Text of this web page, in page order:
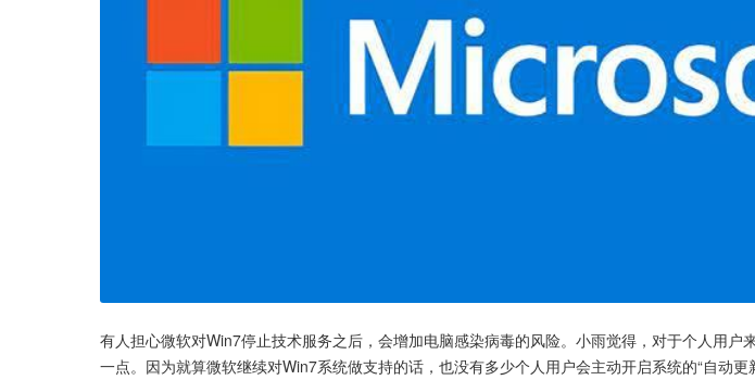
有人担心微软对Win7停止技术服务之后，会增加电脑感染病毒的风险。小雨觉得，对于个人用户
一点。因为就算微软继续对Win7系统做支持的话，也没有多少个人用户会主动开启系统的“自动